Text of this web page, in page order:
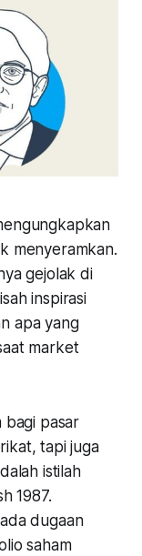
menyeramkan.
gejolak di
inspirasi
apa yang
market
bagi pasar
tapi juga
istilah
1987.
dugaan
saham